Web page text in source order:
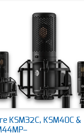
KSM32C, KSM40C &